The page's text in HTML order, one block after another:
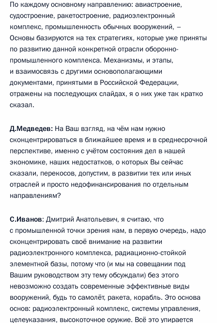
По каждому основному направлению: авиастроение,
судостроение, ракетостроение, радиоэлектронный
комплекс, промышленность обычных вооружений, –
Основы базируются на тех стратегиях, которые уже приняты
по развитию данной конкретной отрасли оборонно-
промышленного комплекса. Механизмы, и этапы,
и взаимосвязь с другими основополагающими
документами, принятыми в Российской Федерации,
отражены на последующих слайдах, я о них уже так кратко
сказал.
Д.Медведев: На Ваш взгляд, на чём нам нужно
сконцентрироваться в ближайшее время и в среднесрочной
перспективе, именно с учётом состояния дел в нашей
экономике, наших недостатков, о которых Вы сейчас
сказали, перекосов, допустим, в развитии тех или иных
отраслей и просто недофинансирования по отдельным
направлениям?
С.Иванов: Дмитрий Анатольевич, я считаю, что
с промышленной точки зрения нам, в первую очередь, надо
сконцентрировать своё внимание на развитии
радиоэлектронного комплекса, радиационно-стойкой
элементной базы, потому что (и мы на совещании под
Вашим руководством эту тему обсуждали) без этого
невозможно создать современные эффективные виды
вооружений, будь то самолёт, ракета, корабль. Это основа
основ: радиоэлектронный комплекс, системы управления,
целеуказания, высокоточное оружие. Всё это упирается